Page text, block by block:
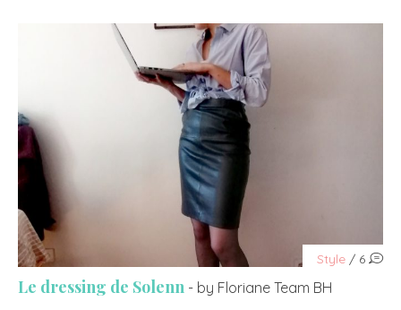
Style / 6
Le dressing de Solenn - by Floriane Team BH